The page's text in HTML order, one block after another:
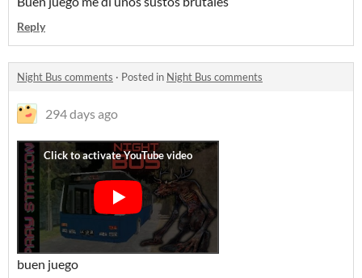
Reply
Night Bus comments · Posted in Night Bus comments
294 days ago
buen juego